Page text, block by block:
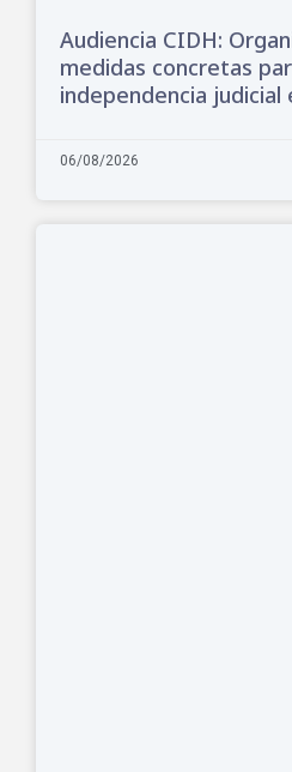
Audiencia CIDH:
medidas concretas
independencia judicial
06/08/2026